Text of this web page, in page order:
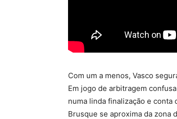
Com um a menos, Vasco
Em jogo de arbitragem
numa linda finalização e conta
Brusque se aproxima da zona